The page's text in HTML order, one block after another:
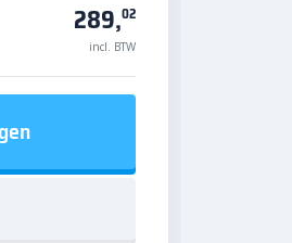
289,02
incl. BTW